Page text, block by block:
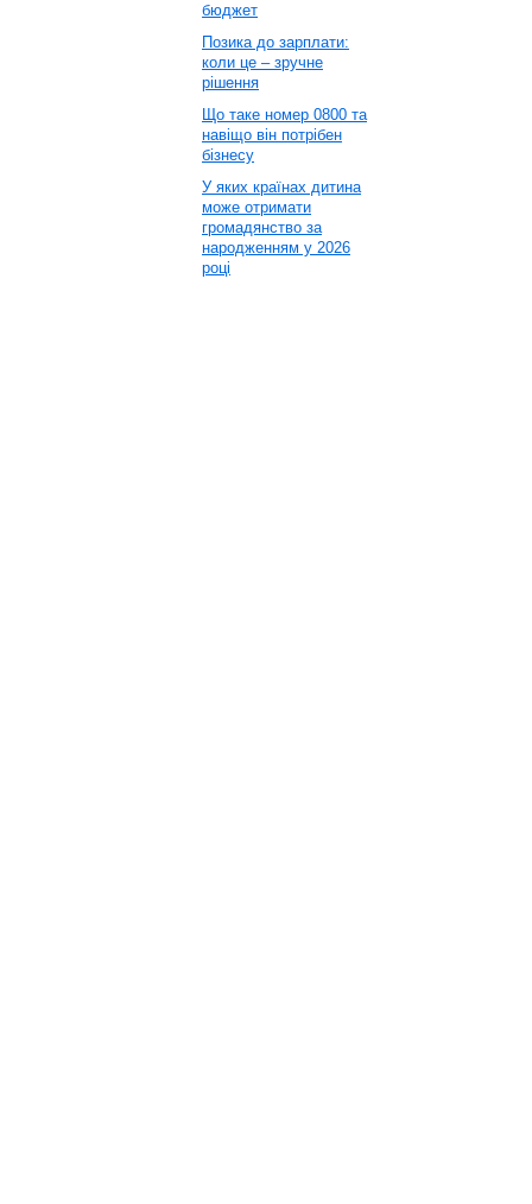
бюджет
Позика до зарплати:
коли це – зручне
рішення
Що таке номер 0800 та
навіщо він потрібен
бізнесу
У яких країнах дитина
може отримати
громадянство за
народженням у 2026
році